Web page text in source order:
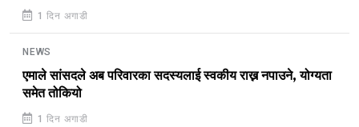
1 दिन अगाडी
NEWS
एमाले सांसदले अब परिवारका सदस्यलाई स्वकीय राख्न नपाउने, योग्यता
समेत तोकियो
1 दिन अगाडी